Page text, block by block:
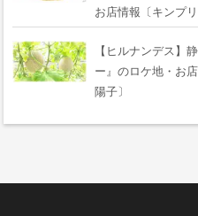
お店情報〔キンプ
【ヒルナンデス】
ー』のロケ地・お
陽子〕